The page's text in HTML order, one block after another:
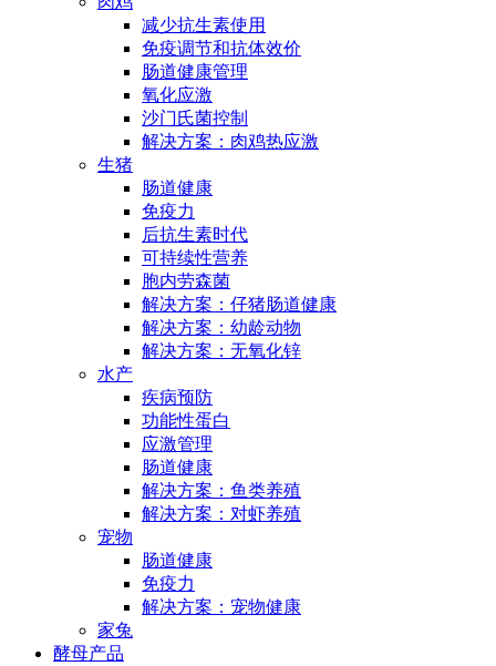
减少抗生素使用
免疫调节和抗体效价
肠道健康管理
氧化应激
沙门氏菌控制
解决方案：肉鸡热应激
生猪
肠道健康
免疫力
后抗生素时代
可持续性营养
胞内劳森菌
解决方案：仔猪肠道健康
解决方案：幼龄动物
解决方案：无氧化锌
水产
疾病预防
功能性蛋白
应激管理
肠道健康
解决方案：鱼类养殖
解决方案：对虾养殖
宠物
肠道健康
免疫力
解决方案：宠物健康
家兔
酵母产品